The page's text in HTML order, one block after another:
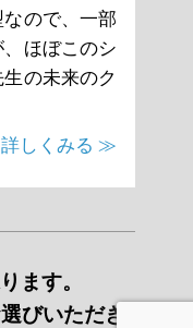
なので、一部
ほぼこのシ
の未来のク
詳しくみる ≫
ます。
びいただき、